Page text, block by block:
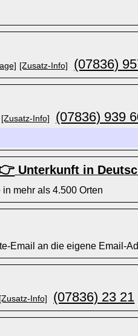
[Zusatz-Info] (07836)
[Zusatz-Info] (07836) 939
Unterkunft in
mehr als 4.500 Orten
Email an die eigene Email-
[Zusatz-Info] (07836) 23 21